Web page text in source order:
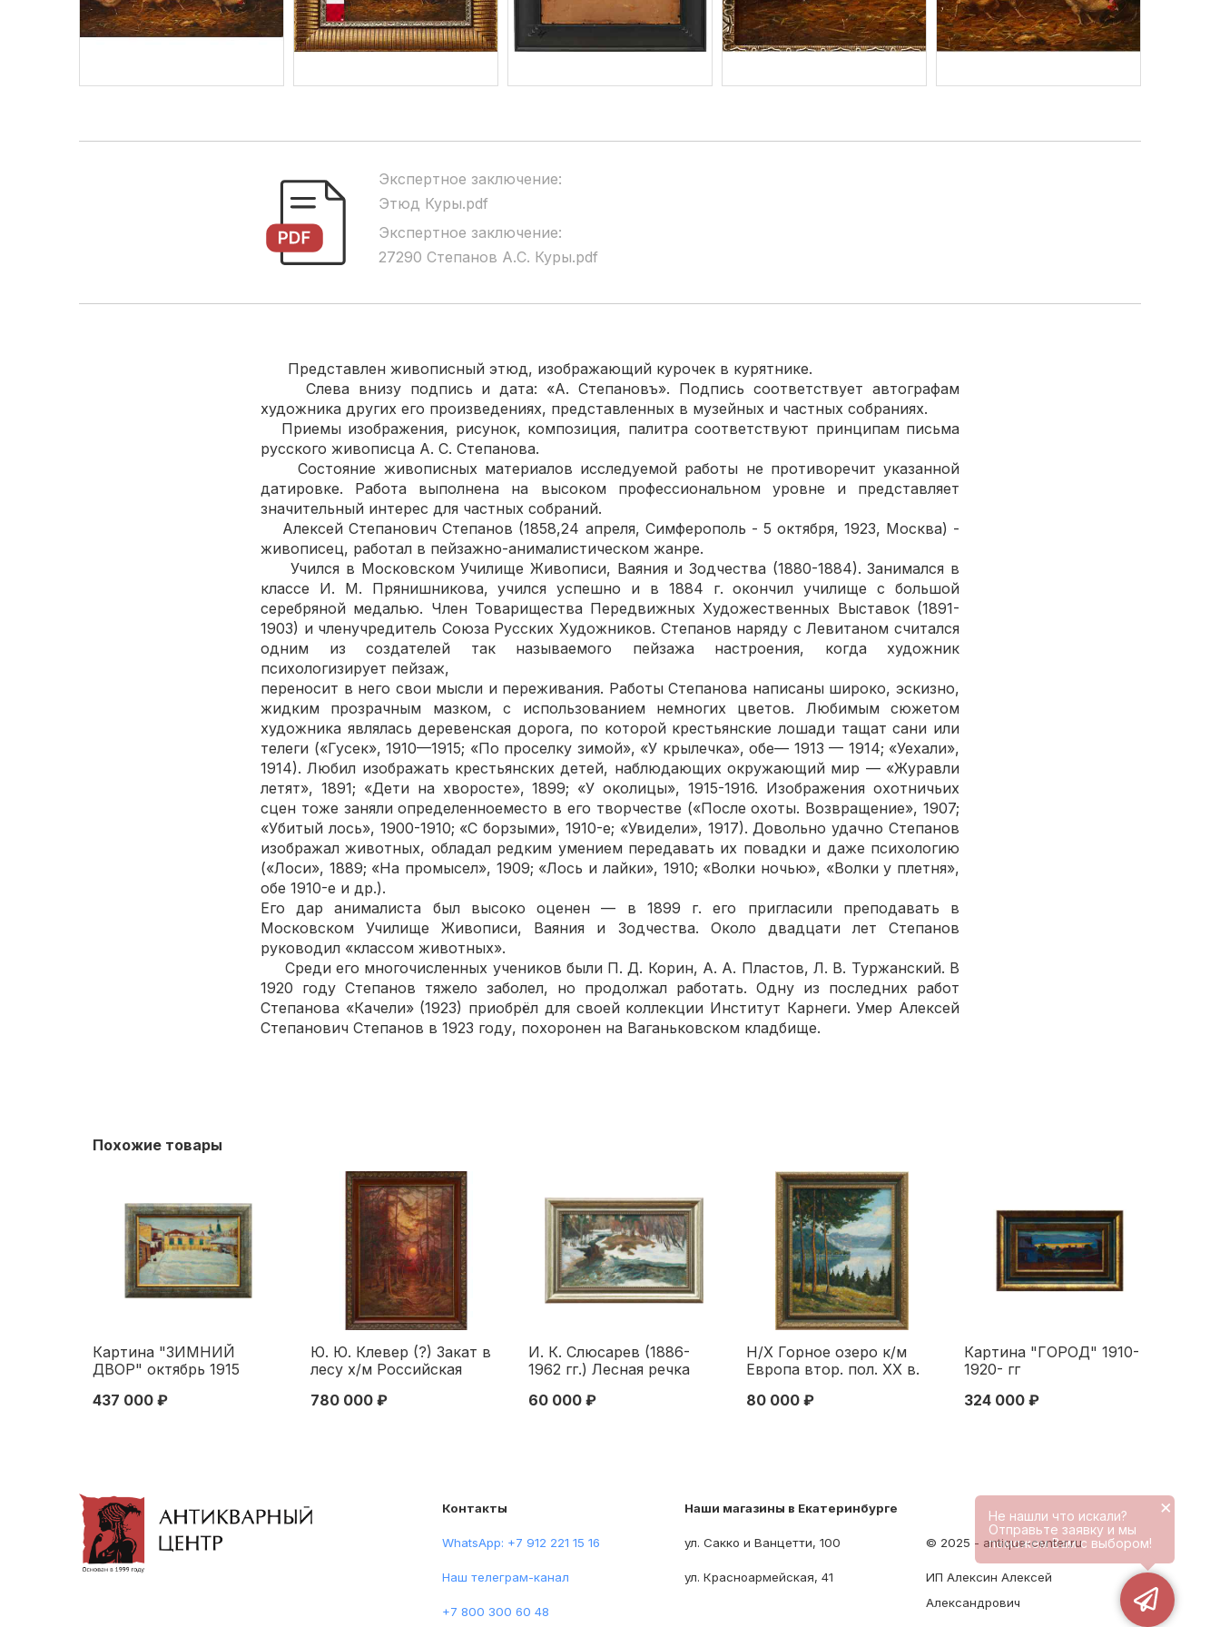
Экспертное заключение:
Этюд Куры.pdf
Экспертное заключение:
27290 Степанов А.С. Куры.pdf
Представлен живописный этюд, изображающий курочек в курятнике.
Слева внизу подпись и дата: «А. Степановъ». Подпись соответствует автографам
художника других его произведениях, представленных в музейных и частных собраниях.
Приемы изображения, рисунок, композиция, палитра соответствуют принципам письма
русского живописца А. С. Степанова.
Состояние живописных материалов исследуемой работы не противоречит указанной
датировке. Работа выполнена на высоком профессиональном уровне и представляет
значительный интерес для частных собраний.
Алексей Степанович Степанов (1858,24 апреля, Симферополь - 5 октября, 1923, Москва) -
живописец, работал в пейзажно-анималистическом жанре.
Учился в Московском Училище Живописи, Ваяния и Зодчества (1880-1884). Занимался в
классе И. М. Прянишникова, учился успешно и в 1884 г. окончил училище с большой
серебряной медалью. Член Товарищества Передвижных Художественных Выставок (1891-
1903) и членучредитель Союза Русских Художников. Степанов наряду с Левитаном считался
одним из создателей так называемого пейзажа настроения, когда художник
психологизирует пейзаж,
переносит в него свои мысли и переживания. Работы Степанова написаны широко, эскизно,
жидким прозрачным мазком, с использованием немногих цветов. Любимым сюжетом
художника являлась деревенская дорога, по которой крестьянские лошади тащат сани или
телеги («Гусек», 1910—1915; «По проселку зимой», «У крылечка», обе— 1913 — 1914; «Уехали»,
1914). Любил изображать крестьянских детей, наблюдающих окружающий мир — «Журавли
летят», 1891; «Дети на хворосте», 1899; «У околицы», 1915-1916. Изображения охотничьих
сцен тоже заняли определенноеместо в его творчестве («После охоты. Возвращение», 1907;
«Убитый лось», 1900-1910; «С борзыми», 1910-е; «Увидели», 1917). Довольно удачно Степанов
изображал животных, обладал редким умением передавать их повадки и даже психологию
(«Лоси», 1889; «На промысел», 1909; «Лось и лайки», 1910; «Волки ночью», «Волки у плетня»,
обе 1910-е и др.).
Его дар анималиста был высоко оценен — в 1899 г. его пригласили преподавать в
Московском Училище Живописи, Ваяния и Зодчества. Около двадцати лет Степанов
руководил «классом животных».
Среди его многочисленных учеников были П. Д. Корин, А. А. Пластов, Л. В. Туржанский. В
1920 году Степанов тяжело заболел, но продолжал работать. Одну из последних работ
Степанова «Качели» (1923) приобрёл для своей коллекции Институт Карнеги. Умер Алексей
Степанович Степанов в 1923 году, похоронен на Ваганьковском кладбище.
Похожие товары
Картина "ЗИМНИЙ
ДВОР" октябрь 1915
437 000 ₽
Ю. Ю. Клевер (?) Закат в
лесу х/м Российская
см. Конец XIX века
780 000 ₽
И. К. Слюсарев (1886-
1962 гг.) Лесная речка
22,8x28,3 см. 1940-е гг
60 000 ₽
Н/Х Горное озеро к/м
Европа втор. пол. ХХ в.
треть XX века
80 000 ₽
Картина "ГОРОД" 1910-
1920- гг
324 000 ₽
Контакты
WhatsApp: +7 912 221 15 16
Наш телеграм-канал
+7 800 300 60 48
Наши магазины в Екатеринбурге
ул. Сакко и Ванцетти, 100
ул. Красноармейская, 41
© 2025 - antique-center.ru
ИП Алексин Алексей
Александрович
Не нашли что искали?
Отправьте заявку и мы
поможем Вам с выбором!
×